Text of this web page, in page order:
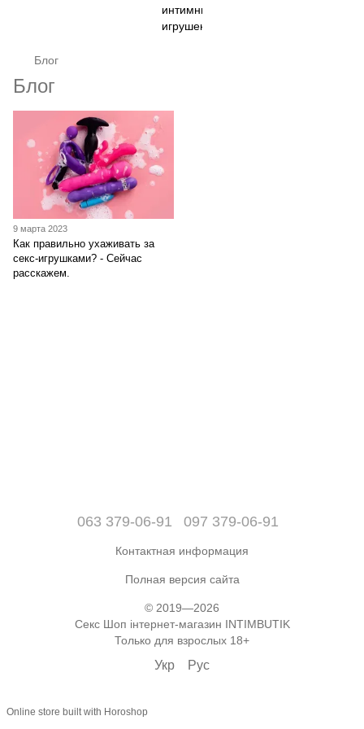
Блог
Блог
9 марта 2023
Как правильно ухаживать за
секс-игрушками? - Сейчас
расскажем.
063 379-06-91 097 379-06-91
Контактная информация
Полная версия сайта
© 2019—2026
Секс Шоп інтернет-магазин INTIMBUTIK
Только для взрослых 18+
Укр Рус
Online store built with Horoshop